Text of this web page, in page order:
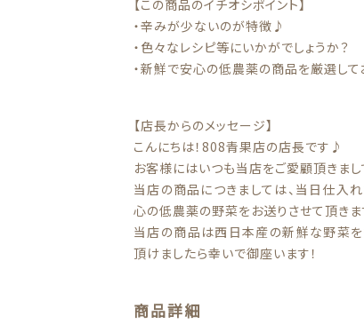
【この商品のイチオシポイント】
・辛みが少ないのが特徴♪
・色々なレシピ等にいかがでしょうか？
・新鮮で安心の低農薬の商品を厳選し
【店長からのメッセージ】
こんにちは！808青果店の店長です♪
お客様にはいつも当店をご愛顧頂きま
当店の商品につきましては、当日仕入
心の低農薬の野菜をお送りさせて頂きま
当店の商品は西日本産の新鮮な野菜を
頂けましたら幸いで御座います！
商品詳細